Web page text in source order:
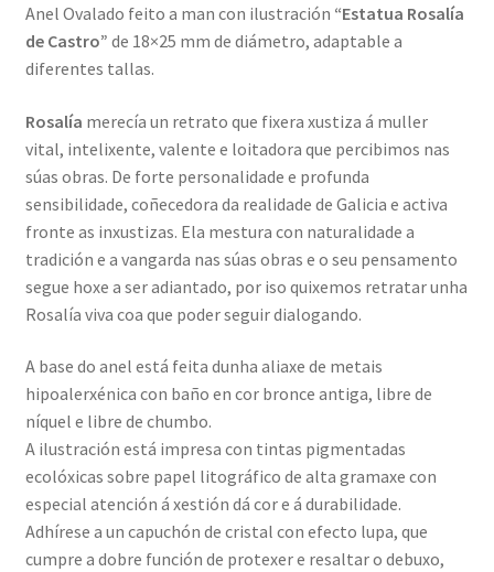
Anel Ovalado feito a man con ilustración “Estatua Rosalía
de Castro” de 18×25 mm de diámetro, adaptable a
diferentes tallas.
Rosalía merecía un retrato que fixera xustiza á muller
vital, intelixente, valente e loitadora que percibimos nas
súas obras. De forte personalidade e profunda
sensibilidade, coñecedora da realidade de Galicia e activa
fronte as inxustizas. Ela mestura con naturalidade a
tradición e a vangarda nas súas obras e o seu pensamento
segue hoxe a ser adiantado, por iso quixemos retratar unha
Rosalía viva coa que poder seguir dialogando.
A base do anel está feita dunha aliaxe de metais
hipoalerxénica con baño en cor bronce antiga, libre de
níquel e libre de chumbo.
A ilustración está impresa con tintas pigmentadas
ecolóxicas sobre papel litográfico de alta gramaxe con
especial atención á xestión dá cor e á durabilidade.
Adhírese a un capuchón de cristal con efecto lupa, que
cumpre a dobre función de protexer e resaltar o debuxo,